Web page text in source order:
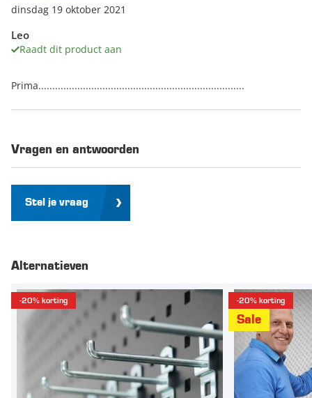
Leo
Raadt dit product aan
dinsdag 19 oktober 2021
Prima..........................................................................
Vragen en antwoorden
Stel je vraag
Alternatieven
-20% korting -20% korting
Sale